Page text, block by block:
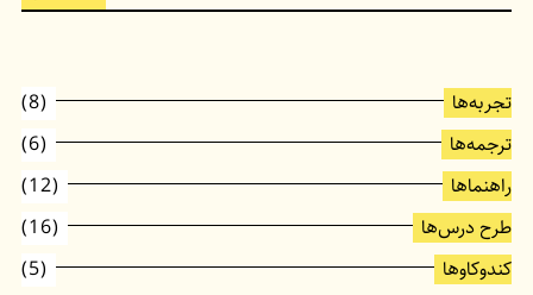
برای:
تجربه‌ها
(8)
ترجمه‌ها
(6)
راهنماها
(12)
طرح درس‌ها
(16)
کندوکاوها
(5)